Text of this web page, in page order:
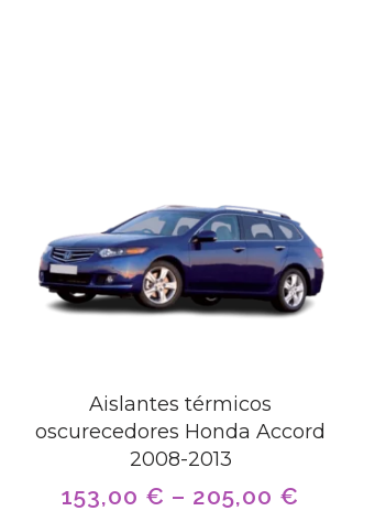
Aislantes térmicos
oscurecedores Honda Accord
2008-2013
153,00 € – 205,00 €